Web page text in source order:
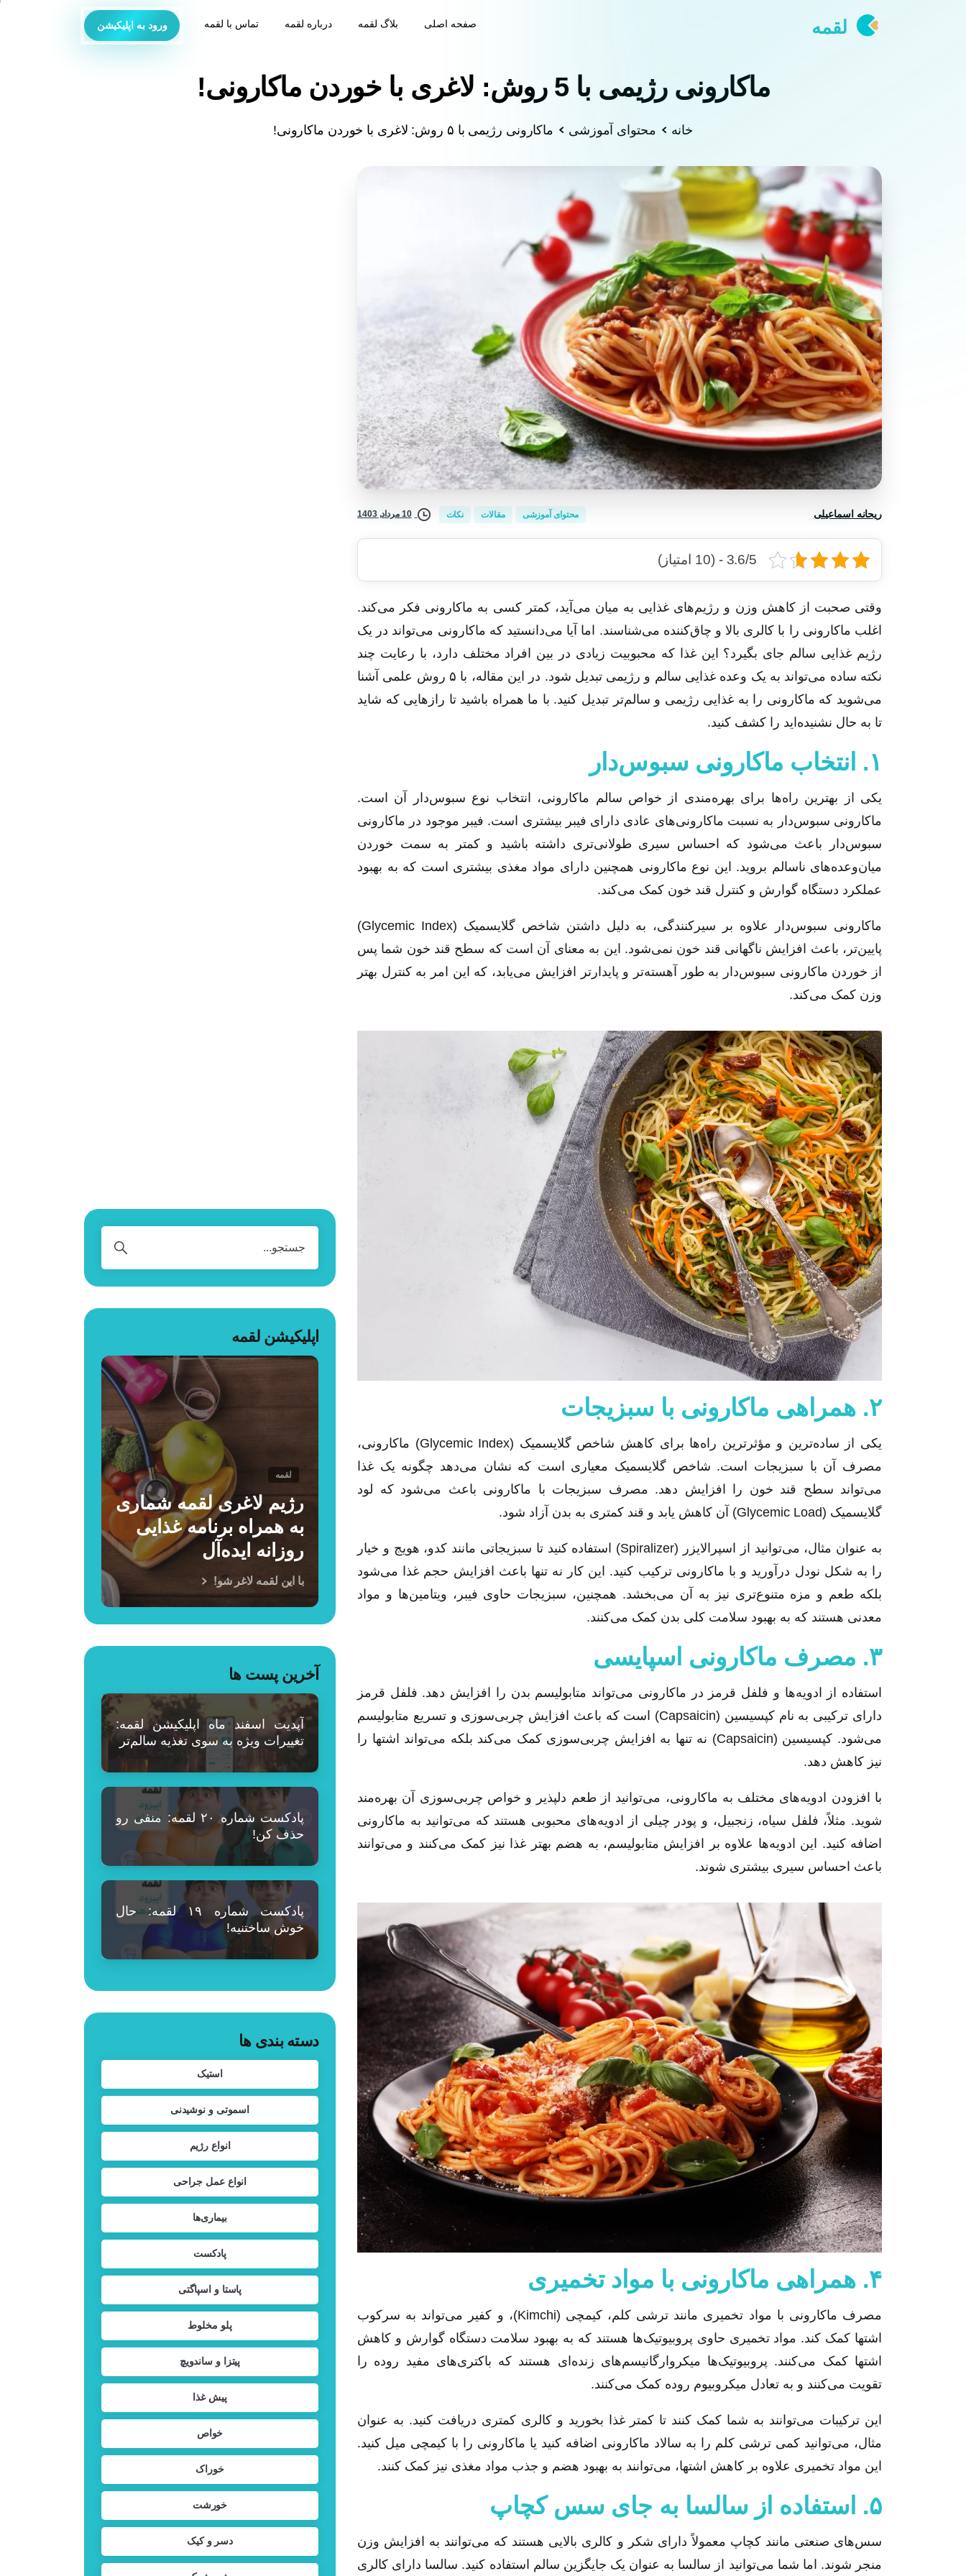
لقمه صفحه اصلی بلاگ لقمه درباره لقمه تماس با لقمه ورود به اپلیکیشن
ماکارونی رژیمی با 5 روش: لاغری با خوردن ماکارونی!
خانه محتوای آموزشی ماکارونی رژیمی با ۵ روش: لاغری با خوردن ماکارونی!
ریحانه اسماعیلی محتوای آموزشی مقالات نکات 10 مرداد, 1403
3.6/5 - (10 امتیاز)
وقتی صحبت از کاهش وزن و رژیم‌های غذایی به میان می‌آید، کمتر کسی به ماکارونی فکر می‌کند.
اغلب ماکارونی را با کالری بالا و چاق‌کننده می‌شناسند. اما آیا می‌دانستید که ماکارونی می‌تواند در یک
رژیم غذایی سالم جای بگیرد؟ این غذا که محبوبیت زیادی در بین افراد مختلف دارد، با رعایت چند
نکته ساده می‌تواند به یک وعده غذایی سالم و رژیمی تبدیل شود. در این مقاله، با ۵ روش علمی آشنا
می‌شوید که ماکارونی را به غذایی رژیمی و سالم‌تر تبدیل کنید. با ما همراه باشید تا رازهایی که شاید
تا به حال نشنیده‌اید را کشف کنید.
۱. انتخاب ماکارونی سبوس‌دار
یکی از بهترین راه‌ها برای بهره‌مندی از خواص سالم ماکارونی، انتخاب نوع سبوس‌دار آن است.
ماکارونی سبوس‌دار به نسبت ماکارونی‌های عادی دارای فیبر بیشتری است. فیبر موجود در ماکارونی
سبوس‌دار باعث می‌شود که احساس سیری طولانی‌تری داشته باشید و کمتر به سمت خوردن
میان‌وعده‌های ناسالم بروید. این نوع ماکارونی همچنین دارای مواد مغذی بیشتری است که به بهبود
عملکرد دستگاه گوارش و کنترل قند خون کمک می‌کند.
ماکارونی سبوس‌دار علاوه بر سیرکنندگی، به دلیل داشتن شاخص گلایسمیک (Glycemic Index)
پایین‌تر، باعث افزایش ناگهانی قند خون نمی‌شود. این به معنای آن است که سطح قند خون شما پس
از خوردن ماکارونی سبوس‌دار به طور آهسته‌تر و پایدارتر افزایش می‌یابد، که این امر به کنترل بهتر
وزن کمک می‌کند.
۲. همراهی ماکارونی با سبزیجات
یکی از ساده‌ترین و مؤثرترین راه‌ها برای کاهش شاخص گلایسمیک (Glycemic Index) ماکارونی،
مصرف آن با سبزیجات است. شاخص گلایسمیک معیاری است که نشان می‌دهد چگونه یک غذا
می‌تواند سطح قند خون را افزایش دهد. مصرف سبزیجات با ماکارونی باعث می‌شود که لود
گلایسمیک (Glycemic Load) آن کاهش یابد و قند کمتری به بدن آزاد شود.
به عنوان مثال، می‌توانید از اسپرالایزر (Spiralizer) استفاده کنید تا سبزیجاتی مانند کدو، هویج و خیار
را به شکل نودل درآورید و با ماکارونی ترکیب کنید. این کار نه تنها باعث افزایش حجم غذا می‌شود
بلکه طعم و مزه متنوع‌تری نیز به آن می‌بخشد. همچنین، سبزیجات حاوی فیبر، ویتامین‌ها و مواد
معدنی هستند که به بهبود سلامت کلی بدن کمک می‌کنند.
۳. مصرف ماکارونی اسپایسی
استفاده از ادویه‌ها و فلفل قرمز در ماکارونی می‌تواند متابولیسم بدن را افزایش دهد. فلفل قرمز
دارای ترکیبی به نام کپسیسین (Capsaicin) است که باعث افزایش چربی‌سوزی و تسریع متابولیسم
می‌شود. کپسیسین (Capsaicin) نه تنها به افزایش چربی‌سوزی کمک می‌کند بلکه می‌تواند اشتها را
نیز کاهش دهد.
با افزودن ادویه‌های مختلف به ماکارونی، می‌توانید از طعم دلپذیر و خواص چربی‌سوزی آن بهره‌مند
شوید. مثلاً، فلفل سیاه، زنجبیل، و پودر چیلی از ادویه‌های محبوبی هستند که می‌توانید به ماکارونی
اضافه کنید. این ادویه‌ها علاوه بر افزایش متابولیسم، به هضم بهتر غذا نیز کمک می‌کنند و می‌توانند
باعث احساس سیری بیشتری شوند.
۴. همراهی ماکارونی با مواد تخمیری
مصرف ماکارونی با مواد تخمیری مانند ترشی کلم، کیمچی (Kimchi)، و کفیر می‌تواند به سرکوب
اشتها کمک کند. مواد تخمیری حاوی پروبیوتیک‌ها هستند که به بهبود سلامت دستگاه گوارش و کاهش
اشتها کمک می‌کنند. پروبیوتیک‌ها میکروارگانیسم‌های زنده‌ای هستند که باکتری‌های مفید روده را
تقویت می‌کنند و به تعادل میکروبیوم روده کمک می‌کنند.
این ترکیبات می‌توانند به شما کمک کنند تا کمتر غذا بخورید و کالری کمتری دریافت کنید. به عنوان
مثال، می‌توانید کمی ترشی کلم را به سالاد ماکارونی اضافه کنید یا ماکارونی را با کیمچی میل کنید.
این مواد تخمیری علاوه بر کاهش اشتها، می‌توانند به بهبود هضم و جذب مواد مغذی نیز کمک کنند.
۵. استفاده از سالسا به جای سس کچاپ
سس‌های صنعتی مانند کچاپ معمولاً دارای شکر و کالری بالایی هستند که می‌توانند به افزایش وزن
منجر شوند. اما شما می‌توانید از سالسا به عنوان یک جایگزین سالم استفاده کنید. سالسا دارای کالری
اپلیکیشن لقمه
لقمه
رژیم لاغری لقمه شماری
به همراه برنامه غذایی
روزانه ایده‌آل
با این لقمه لاغر شو!
آخرین پست ها
آپدیت اسفند ماه اپلیکیشن لقمه:
تغییرات ویژه به سوی تغذیه سالم‌تر
پادکست شماره ۲۰ لقمه: منفی رو
حذف کن!
پادکست شماره ۱۹ لقمه: حال
خوش ساختنیه!
دسته بندی ها
استیک
اسموتی و نوشیدنی
انواع رژیم
انواع عمل جراحی
بیماری‌ها
پادکست
پاستا و اسپاگتی
پلو مخلوط
پیتزا و ساندویچ
پیش غذا
خواص
خوراک
خورشت
دسر و کیک